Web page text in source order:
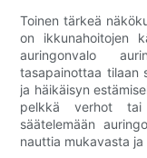
Toinen tärkeä
on ikkunahoitojen
auringonvalo
tasapainottaa tilaan
ja häikäisyn
pelkkä verhot tai
säätelemään
nauttia mukavasta